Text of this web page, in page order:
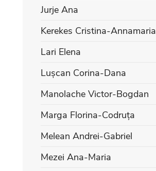
Jurje Ana
Kerekes Cristina-Annamaria
Lari Elena
Lușcan Corina-Dana
Manolache Victor-Bogdan
Marga Florina-Codruța
Melean Andrei-Gabriel
Mezei Ana-Maria